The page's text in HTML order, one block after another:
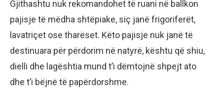
Gjithashtu nuk rekomandohet të ruani në ballkon
pajisje të mëdha shtëpiake, siç janë frigoriferët,
lavatriçet ose tharëset. Këto pajisje nuk janë të
destinuara për përdorim në natyrë, kështu që shiu,
dielli dhe lagështia mund t’i dëmtojnë shpejt ato
dhe t’i bëjnë të papërdorshme.